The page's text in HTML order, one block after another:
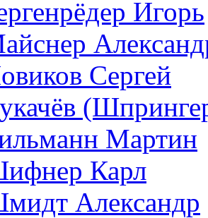
Игорь
Сергей
Мартин
Карл
Александр